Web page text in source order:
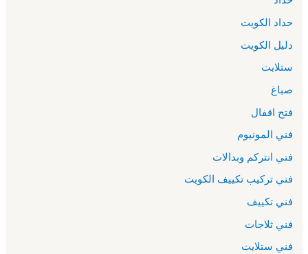
حداد الكويت
دليل الكويت
ستلايت
صباغ
فتح اقفال
فني المونيوم
فني انتركم وبدالات
فني تركيب تكييف الكويت
فني تكييف
فني ثلاجات
فني ستلايت